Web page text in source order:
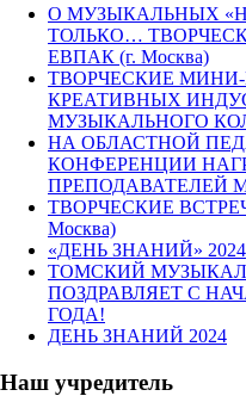
О МУЗЫКАЛЬНЫХ
ТОЛЬКО…
ЕВПАК (г. Москва)
ТВОРЧЕСКИЕ
КРЕАТИВНЫХ
МУЗЫКАЛЬНОГО
НА ОБЛАСТНОЙ
КОНФЕРЕНЦИИ
ПРЕПОДАВАТЕЛЕЙ
ТВОРЧЕСКИЕ
Москва)
«ДЕНЬ ЗНАНИЙ» 2024
ТОМСКИЙ
ПОЗДРАВЛЯЕТ С
ГОДА!
ДЕНЬ ЗНАНИЙ 2024
Наш учредитель